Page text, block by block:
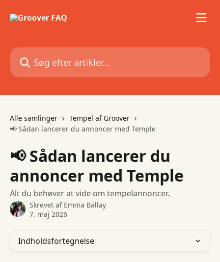
Søg efter artikler...
Alle samlinger
Tempel af Groover
📢 Sådan lancerer du annoncer med Temple
📢 Sådan lancerer du
annoncer med Temple
Alt du behøver at vide om tempelannoncer.
Skrevet af Emma Ballay
7. maj 2026
Indholdsfortegnelse